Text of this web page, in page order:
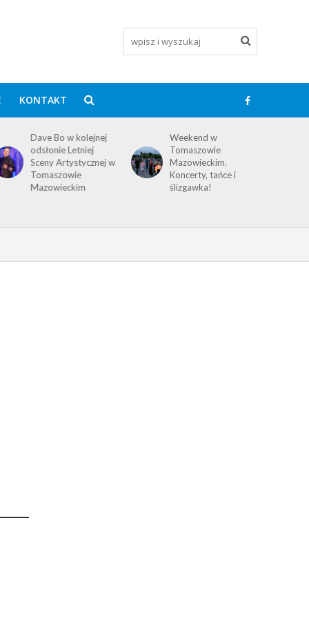
KONTAKT
Dave Bo w kolejnej
odsłonie Letniej
Sceny Artystycznej w
Tomaszowie
Mazowieckim
Weekend w
Tomaszowie
Mazowieckim.
Koncerty, tańce i
ślizgawka!